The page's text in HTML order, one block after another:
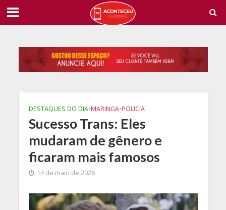
DESTAQUES DO DIA•MARINGA•POLICIA
Sucesso Trans: Eles
mudaram de gênero e
ficaram mais famosos
14 de maio de 2026